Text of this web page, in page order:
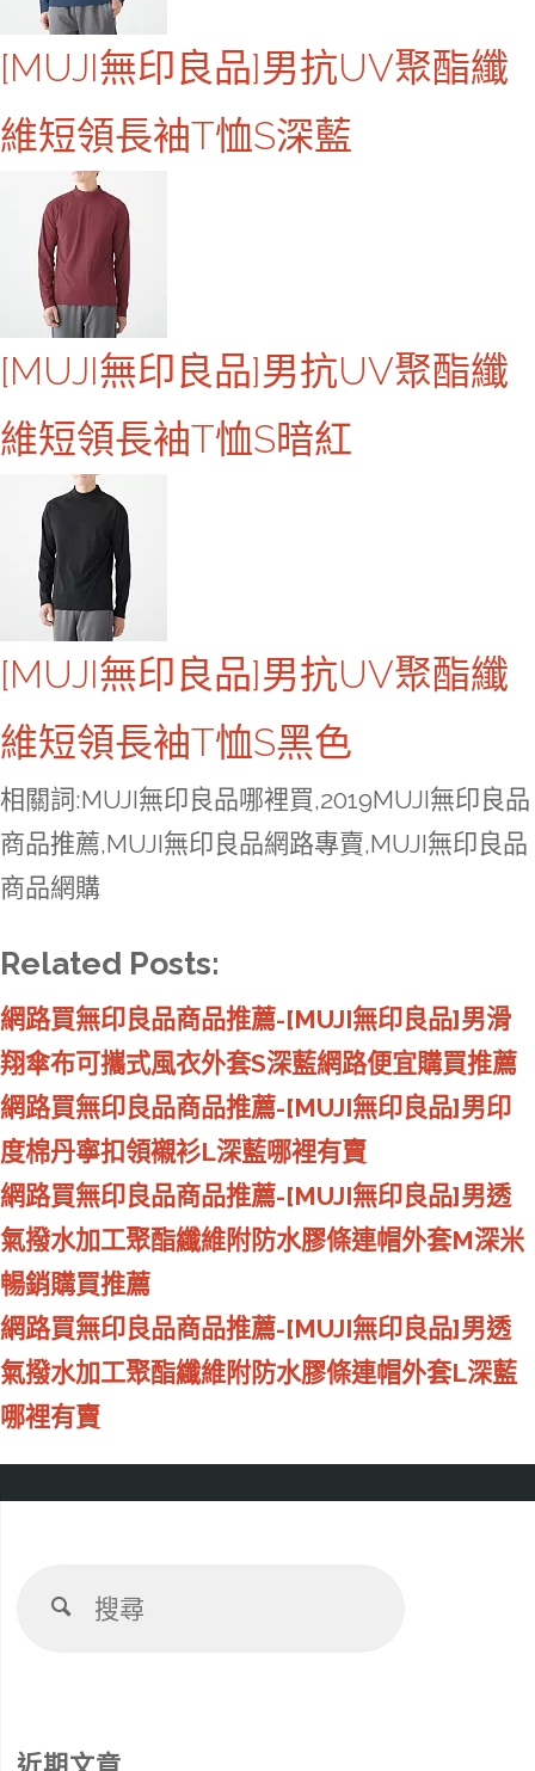
[MUJI無印良品]男抗UV聚酯纖
維短領長袖T恤S深藍
[MUJI無印良品]男抗UV聚酯纖
維短領長袖T恤S暗紅
[MUJI無印良品]男抗UV聚酯纖
維短領長袖T恤S黑色
相關詞:MUJI無印良品哪裡買,2019MUJI無印良品
商品推薦,MUJI無印良品網路專賣,MUJI無印良品
商品網購
Related Posts:
網路買無印良品商品推薦-[MUJI無印良品]男滑
翔傘布可攜式風衣外套S深藍網路便宜購買推薦
網路買無印良品商品推薦-[MUJI無印良品]男印
度棉丹寧扣領襯衫L深藍哪裡有賣
網路買無印良品商品推薦-[MUJI無印良品]男透
氣撥水加工聚酯纖維附防水膠條連帽外套M深米
暢銷購買推薦
網路買無印良品商品推薦-[MUJI無印良品]男透
氣撥水加工聚酯纖維附防水膠條連帽外套L深藍
哪裡有賣
搜